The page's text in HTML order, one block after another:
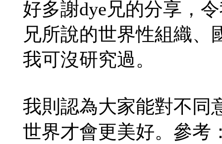
好多謝dye兄的分享，
兄所說的世界性組織、
我可沒研究過。
我則認為大家能對不同
世界才會更美好。參考